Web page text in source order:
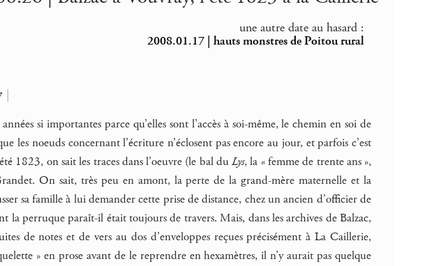
une autre date au hasard :
2008.01.17 | hauts monstres de Poitou rural
|
si importantes parce qu’elles sont l’accès à soi-même, le chemin en soi de
les noeuds concernant l’écriture n’éclosent pas encore au jour, et parfois c’est
1823, on sait les traces dans l’oeuvre (le bal duLys, la « femme de trente ans »,
On sait, très peu en amont, la perte de la grand-mère maternelle et la
sa famille à lui demander cette prise de distance, chez un ancien d’officier de
perruque paraît-il était toujours de travers. Mais, dans les archives de Balzac,
de notes et de vers au dos d’enveloppes reçues précisément à La Caillerie,
» en prose avant de le reprendre en hexamètres, il n’y aurait pas quelque